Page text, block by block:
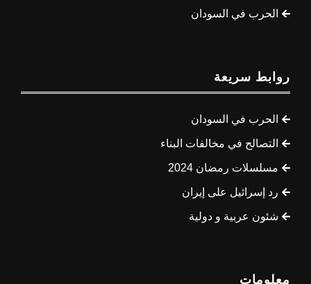
الحرب في السودان
روابط سريعة
الحرب في السودان
التصالح في مخالفات البناء
مسلسلات رمضان 2024
رد إسرائيل على إيران
شئون عربية و دولية
معلومات